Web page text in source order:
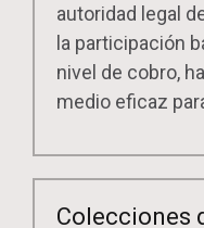
autoridad legal
la participación
nivel de cobro,
medio eficaz
Colecciones